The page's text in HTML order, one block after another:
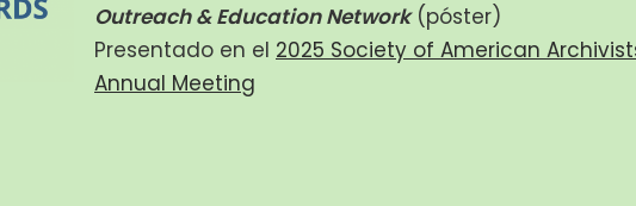
Outreach & Education Network (póster)
Presentado en el 2025 Society of American
Annual Meeting